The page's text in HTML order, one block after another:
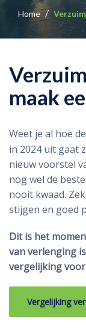
Home
maak
Weet je al hoe de
in 2024 uit gaat
nieuw voorstel
nog wel de
nooit kwaad.
stijgen en goed
Dit is het
van verlenging
vergelijking
Vergelijking